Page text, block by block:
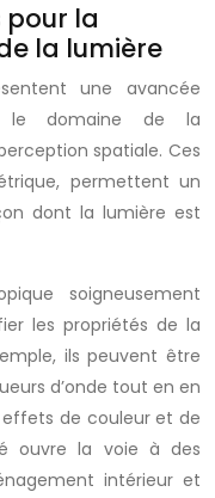
la
la lumière
une avancée
le domaine de la
spatiale. Ces
permettent un
dont la lumière est
soigneusement
les propriétés de la
ils peuvent être
d’onde tout en en
effets de couleur et de
ouvre la voie à des
intérieur et